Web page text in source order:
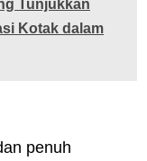
Tunjukkan
Kotak dalam
penuh